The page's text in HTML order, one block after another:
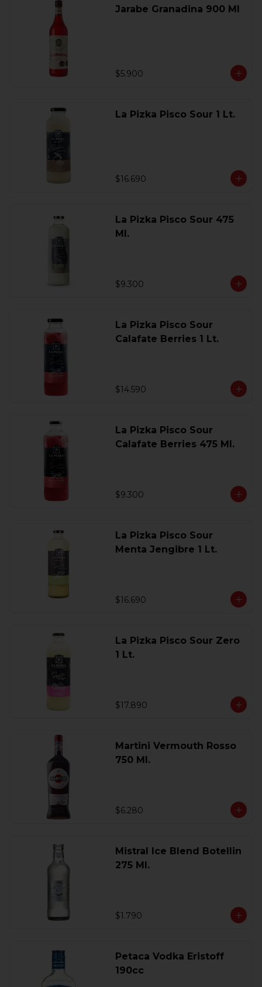
Jarabe Granadina 900 Ml
$5.900
La Pizka Pisco Sour 1 Lt.
$16.690
La Pizka Pisco Sour 475
Ml.
$9.300
La Pizka Pisco Sour
Calafate Berries 1 Lt.
$14.590
La Pizka Pisco Sour
Calafate Berries 475 Ml.
$9.300
La Pizka Pisco Sour
Menta Jengibre 1 Lt.
$16.690
La Pizka Pisco Sour Zero
1 Lt.
$17.890
Martini Vermouth Rosso
750 Ml.
$6.280
Mistral Ice Blend Botellin
275 Ml.
$1.790
Petaca Vodka Eristoff
190cc